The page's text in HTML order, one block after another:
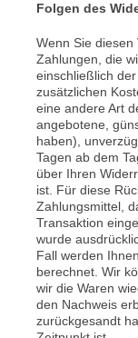
Folgen des
Wenn Sie
Zahlungen, die
einschließlich
zusätzlichen
eine andere Art
angebotene,
haben),
Tagen ab dem
über Ihren
ist. Für diese
Zahlungsmittel,
Transaktion
wurde
Fall werden
berechnet. Wir
wir die Waren
den Nachweis
zurückgesandt